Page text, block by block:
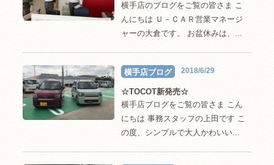
横手店のブログをご覧の皆さま こ
んにちは Ｕ－ＣＡＲ営業マネージ
ャーの大倉です。 お盆休みは、...
横手店ブログ 2018/6/29
☆TOCOT新発売☆
横手店ブログをご覧の皆さま こん
にちは 事務スタッフの上田です こ
の度、シンプルで大人かわいい...